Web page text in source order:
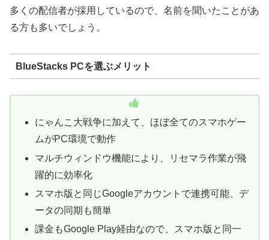
多くの配信者が採用しているので、名前を聞いたことがあ
る方も多いでしょう。
BlueStacks PCを選ぶメリット
にゃんこ大戦争に加えて、ほぼ全てのスマホゲー
ムがPC環境で動作
マルチウィンドウ機能により、リセマラ作業が飛
躍的に効率化
スマホ版と同じGoogleアカウントで連携可能、デ
ータの同期も簡単
課金もGoogle Play経由なので、スマホ版と同一